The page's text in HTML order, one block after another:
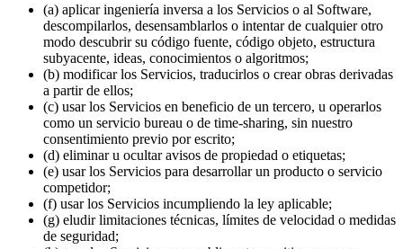
(a) aplicar ingeniería inversa a los Servicios o al Software,
descompilarlos, desensamblarlos o intentar de cualquier otro
modo descubrir su código fuente, código objeto, estructura
subyacente, ideas, conocimientos o algoritmos;
(b) modificar los Servicios, traducirlos o crear obras derivadas
a partir de ellos;
(c) usar los Servicios en beneficio de un tercero, u operarlos
como un servicio bureau o de time-sharing, sin nuestro
consentimiento previo por escrito;
(d) eliminar u ocultar avisos de propiedad o etiquetas;
(e) usar los Servicios para desarrollar un producto o servicio
competidor;
(f) usar los Servicios incumpliendo la ley aplicable;
(g) eludir limitaciones técnicas, límites de velocidad o medidas
de seguridad;